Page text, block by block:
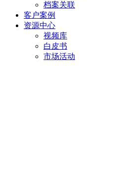
档案关联
客户案例
资源中心
视频库
白皮书
市场活动